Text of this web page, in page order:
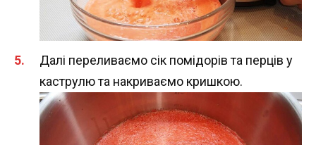
Далі переливаємо сік помідорів та перців у
каструлю та накриваємо кришкою.